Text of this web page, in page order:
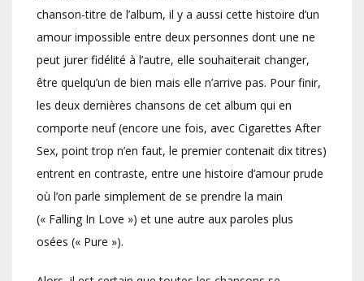
chanson-titre de l’album, il y a aussi cette histoire d’un
amour impossible entre deux personnes dont une ne
peut jurer fidélité à l’autre, elle souhaiterait changer,
être quelqu’un de bien mais elle n’arrive pas. Pour finir,
les deux dernières chansons de cet album qui en
comporte neuf (encore une fois, avec Cigarettes After
Sex, point trop n’en faut, le premier contenait dix titres)
entrent en contraste, entre une histoire d’amour prude
où l’on parle simplement de se prendre la main
(« Falling In Love ») et une autre aux paroles plus
osées (« Pure »).